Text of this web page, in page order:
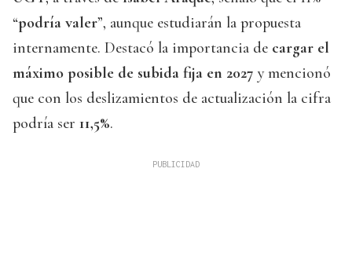
“podría valer”, aunque estudiarán la propuesta
internamente. Destacó la importancia de cargar el
máximo posible de subida fija en 2027 y mencionó
que con los deslizamientos de actualización la cifra
podría ser 11,5%.